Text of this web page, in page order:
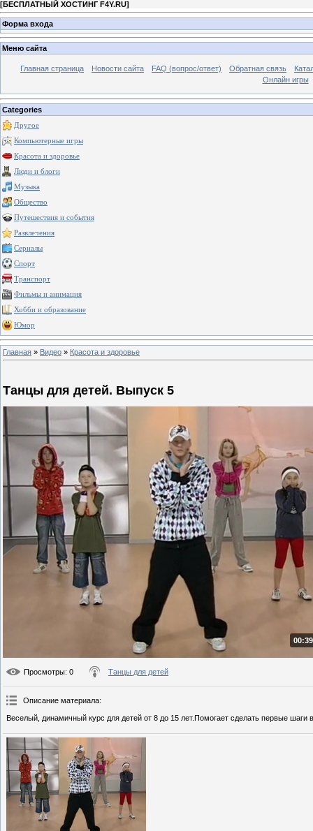
[БЕСПЛАТНЫЙ ХОСТИНГ F4Y.RU]
Форма входа
Меню сайта
Главная страница Новости сайта FAQ (вопрос/ответ) Обратная связь
Онлайн игры
Categories
Другое
Компьютерные игры
Красота и здоровье
Люди и блоги
Музыка
Общество
Путешествия и события
Развлечения
Сериалы
Спорт
Транспорт
Фильмы и анимация
Хобби и образование
Юмор
Главная » Видео » Красота и здоровье
Танцы для детей. Выпуск 5
Просмотры: 0 Танцы для детей
Описание материала:
Веселый, динамичный курс для детей от 8 до 15 лет.Помогает сделать первые